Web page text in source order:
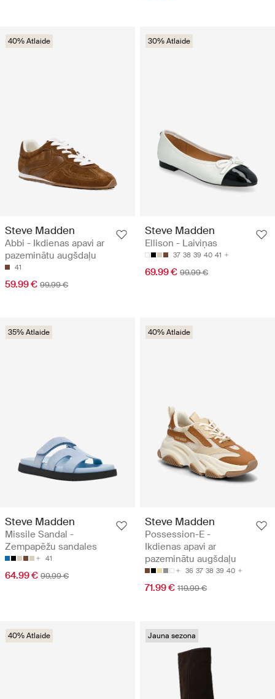
40% Atlaide
Steve Madden
Abbi - Ikdienas apavi ar
pazeminātu augšdaļu
41
59.99 € 99.99 €
30% Atlaide
Steve Madden
Ellison - Laiviņas
37 38 39 40 41
69.99 € 99.99 €
35% Atlaide
Steve Madden
Missile Sandal -
Zempapēžu sandales
41
64.99 € 99.99 €
40% Atlaide
Steve Madden
Possession-E -
Ikdienas apavi ar
pazeminātu augšdaļu
36 37 38 39 40
71.99 € 119.99 €
40% Atlaide Jauna sezona